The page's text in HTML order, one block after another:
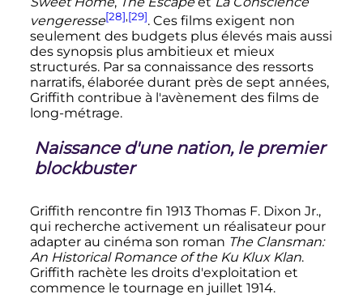
vengeresse[28],[29]. Ces films exigent non
seulement des budgets plus élevés mais aussi
des synopsis plus ambitieux et mieux
structurés. Par sa connaissance des ressorts
narratifs, élaborée durant près de sept années,
Griffith contribue à l'avènement des films de
long-métrage.
Naissance d'une nation, le premier
blockbuster
Griffith rencontre fin 1913 Thomas F. Dixon Jr.,
qui recherche activement un réalisateur pour
adapter au cinéma son roman The Clansman:
An Historical Romance of the Ku Klux Klan.
Griffith rachète les droits d'exploitation et
commence le tournage en juillet 1914.